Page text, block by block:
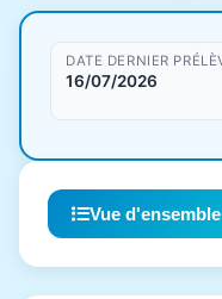
Résultats de
DATE DERNIER
16/07/2026
Vue d'ensemble